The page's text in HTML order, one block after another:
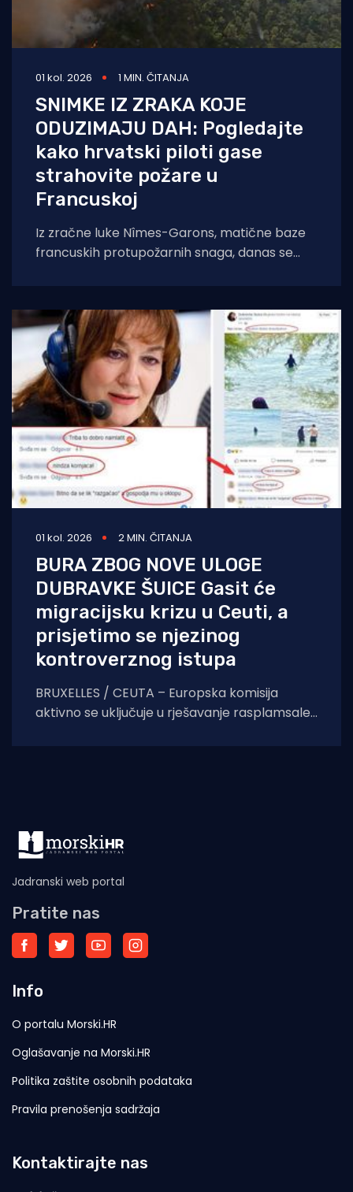
01 kol. 2026 1 MIN. ČITANJA
SNIMKE IZ ZRAKA KOJE
ODUZIMAJU DAH: Pogledajte
kako hrvatski piloti gase
strahovite požare u
Francuskoj
Iz zračne luke Nîmes-Garons, matične baze
francuskih protupožarnih snaga, danas se
01 kol. 2026 2 MIN. ČITANJA
BURA ZBOG NOVE ULOGE
DUBRAVKE ŠUICE Gasit će
migracijsku krizu u Ceuti, a
prisjetimo se njezinog
kontroverznog istupa
BRUXELLES / CEUTA – Europska komisija
aktivno se uključuje u rješavanje rasplamsale
Jadranski web portal
Pratite nas
Info
O portalu Morski.HR
Oglašavanje na Morski.HR
Politika zaštite osobnih podataka
Pravila prenošenja sadržaja
Kontaktirajte nas